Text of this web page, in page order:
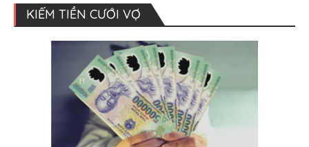
cưới
KIẾM TIỀN CƯỚI VỢ